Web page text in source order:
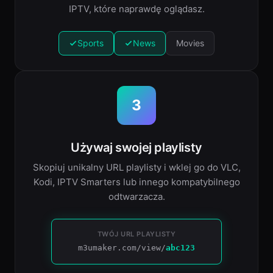
IPTV, które naprawdę oglądasz.
Sports News Movies
3
Używaj swojej playlisty
Skopiuj unikalny URL playlisty i wklej go do VLC,
Kodi, IPTV Smarters lub innego kompatybilnego
odtwarzacza.
TWÓJ URL PLAYLISTY
m3umaker.com/view/abc123